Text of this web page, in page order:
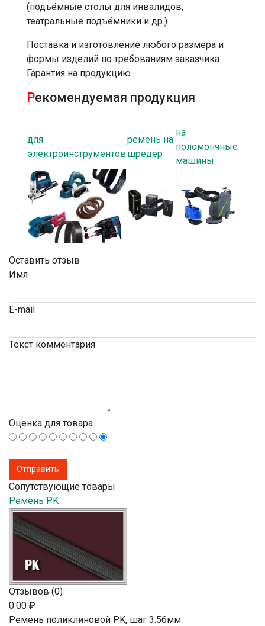
(подъёмные столы для инвалидов,
театральные подъёмники и др.)
Поставка и изготовление любого размера и
формы изделий по требованиям заказчика.
Гарантия на продукцию.
Рекомендуемая продукция
для
электроинструментов
ремень на
шредер
на
поломончные
машины
Оставить отзыв
Имя
E-mail
Текст комментария
Оценка для товара
Сопутствующие товары
Ремень PK
Отзывов (0)
0.00 ₽
Ремень поликлиновой PK, шаг 3.56мм